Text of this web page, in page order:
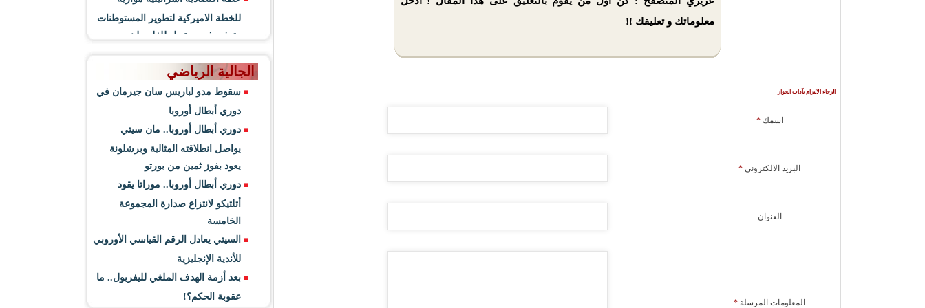
معلوماتك و تعليقك !!
الرجاء الالتزام بآداب الحوار
اسمك*
البريد الالكتروني *
العنوان
المعلومات المرسلة *
للخطة الاميركية لتطوير المستوطنات
وتوفير فرص عمل للفلسطينيين
الجالية الرياضي
سقوط مدو لباريس سان جيرمان في
دوري أبطال أوروبا
دوري أبطال أوروبا.. مان سيتي
يواصل انطلاقته المثالية وبرشلونة
يعود بفوز ثمين من بورتو
دوري أبطال أوروبا.. موراتا يقود
أتلتيكو لانتزاع صدارة المجموعة
الخامسة
السيتي يعادل الرقم القياسي الأوروبي
للأندية الإنجليزية
بعد أزمة الهدف الملغي لليفربول.. ما
عقوبة الحكم؟!